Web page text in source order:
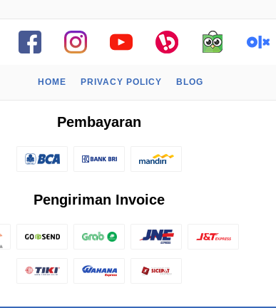
HOME PRIVACY POLICY BLOG
Pembayaran
Pengiriman Invoice